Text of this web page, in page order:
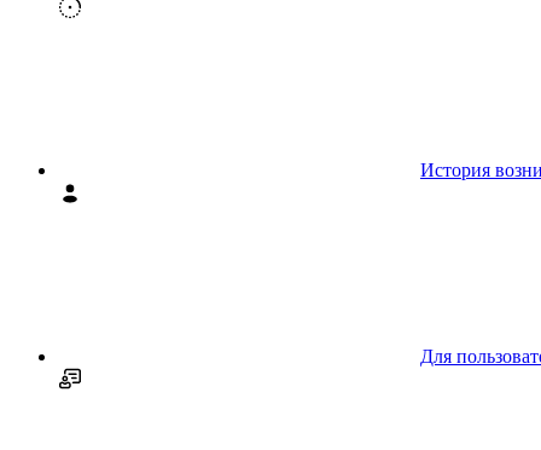
История
Для